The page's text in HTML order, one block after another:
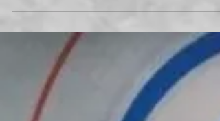
São 29 unidades entregues em todo estado
que facilitam a absorção e transferência de...